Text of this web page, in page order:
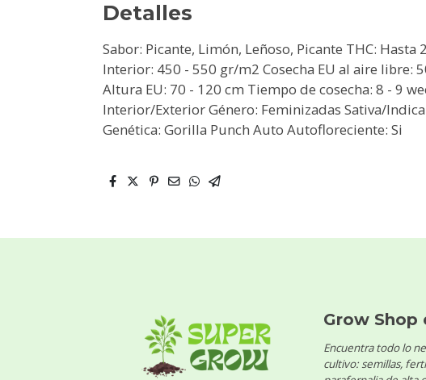
Detalles
Sabor: Picante, Limón, Leñoso, Picante THC: Hasta
Interior: 450 - 550 gr/m2 Cosecha EU al aire libre:
Altura EU: 70 - 120 cm Tiempo de cosecha: 8 - 9
Interior/Exterior Género: Feminizadas Sativa/
Genética: Gorilla Punch Auto Autofloreciente: Si
Grow Shop
Encuentra todo lo
cultivo: semillas,